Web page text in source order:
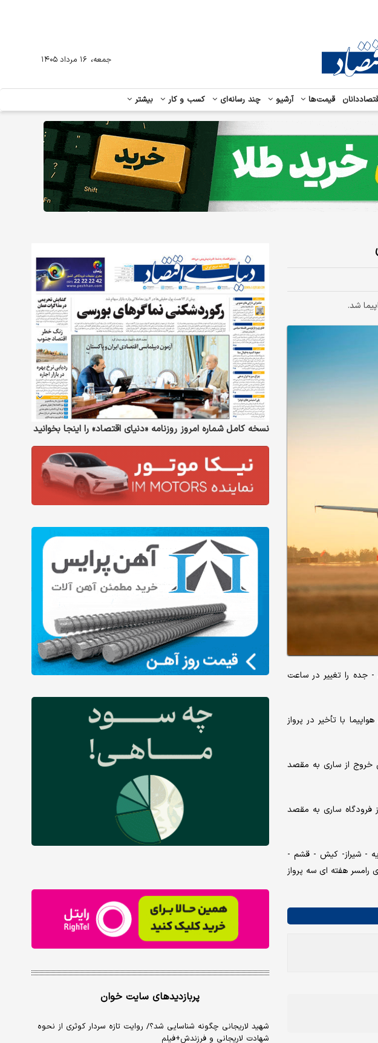
قیمت‌ها آرشیو چند رسانه‌ای کسب و کار بیشتر
جمعه، ۱۶ مرداد ۱۴۰۵
- جده را تغییر در ساعت
با تأخیر در پرواز
خروج از ساری به مقصد
۲۲ و همچنین زمان خروج پرواز از فرودگاه ساری به مقصد
- شیراز- کیش - قشم -
هفته ای سه پرواز
نسخه کامل شماره امروز روزنامه «دنیای‌ اقتصاد» را اینجا بخوانید
پربازدیدهای سایت خوان
شهید لاریجانی چگونه شناسایی شد؟/ روایت تازه سردار کوثری از نحوه
شهادت لاریجانی و فرزندش+فیلم